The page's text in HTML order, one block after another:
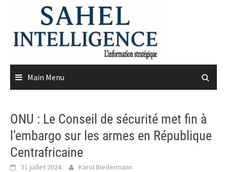
content
Main Menu
ONU : Le Conseil de sécurité met fin à
l’embargo sur les armes en République
Centrafricaine
31 juillet 2024 Karol Biedermann